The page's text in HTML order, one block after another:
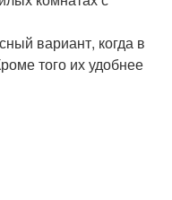
вариант, когда в
того их удобнее